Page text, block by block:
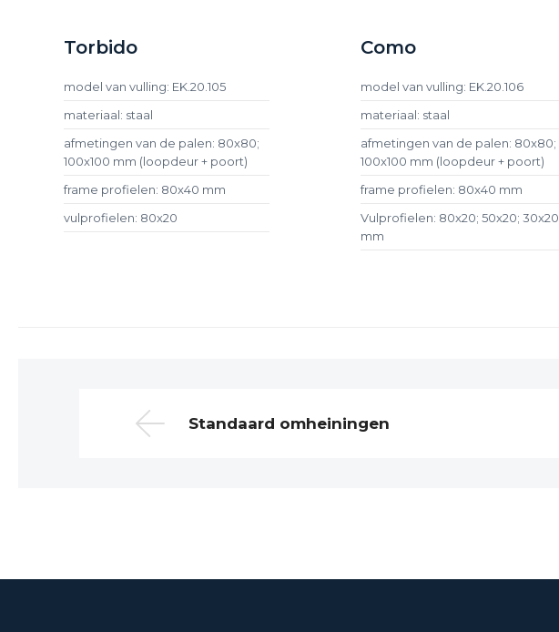
Torbido
model van vulling: EK.20.105
materiaal: staal
afmetingen van de palen: 80x80;
100x100 mm (loopdeur + poort)
frame profielen: 80x40 mm
vulprofielen: 80x20
Como
model van vulling: EK.20.106
materiaal: staal
afmetingen van de palen: 80x80;
100x100 mm (loopdeur + poort)
frame profielen: 80x40 mm
Vulprofielen: 80x20; 50x20; 30x20
mm
Standaard omheiningen